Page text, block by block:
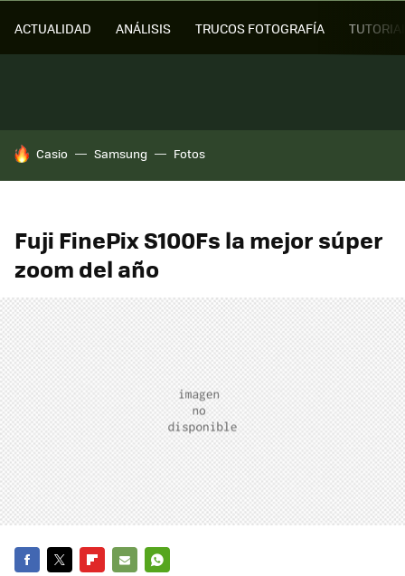
ACTUALIDAD ANÁLISIS TRUCOS FOTOGRAFÍA
HOY SE HABLA DE
Casio Samsung Fotos
Fuji FinePix S100Fs la mejor súper
zoom del año